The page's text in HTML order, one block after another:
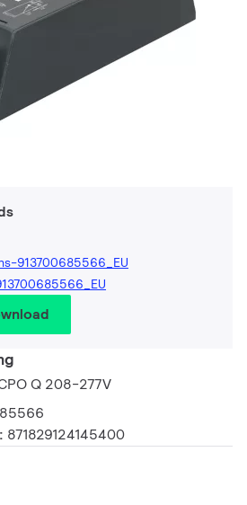
913700685566_EU
Q 208-277V
871829124145400